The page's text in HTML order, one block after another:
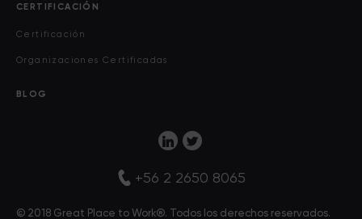
CERTIFICACIÓN
Certificación
Organizaciones Certificadas
BLOG
+56 2 2650 8065
© 2018 Great Place to Work®. Todos los derechos reservados.